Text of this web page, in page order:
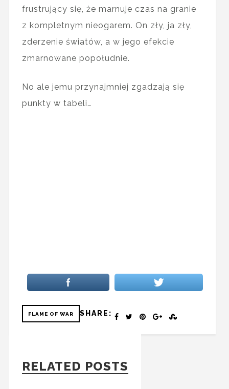
frustrujący się, że marnuje czas na granie
z kompletnym nieogarem. On zły, ja zły,
zderzenie światów, a w jego efekcie
zmarnowane popołudnie.
No ale jemu przynajmniej zgadzają się
punkty w tabeli…
FLAME OF WAR SHARE:
RELATED POSTS